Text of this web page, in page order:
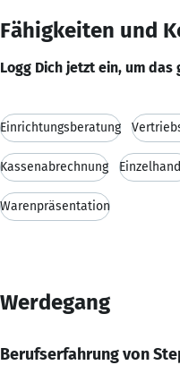
Fähigkeiten und
Logg Dich jetzt ein, um das
Einrichtungsberatung
Kassenabrechnung
Warenpräsentation
Werdegang
Berufserfahrung von